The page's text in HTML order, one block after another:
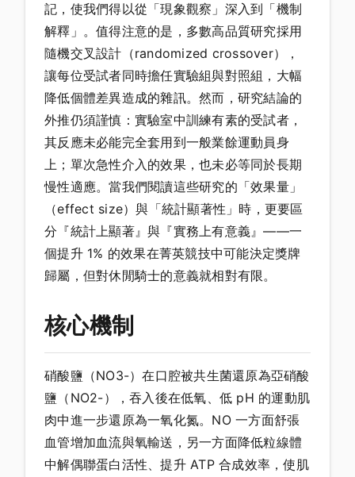
記，使我們得以從「現象觀察」深入到「機制
解釋」。值得注意的是，多數高品質研究採用
隨機交叉設計（randomized crossover），
讓每位受試者同時擔任實驗組與對照組，大幅
降低個體差異造成的雜訊。然而，研究結論的
外推仍須謹慎：實驗室中訓練有素的受試者，
其反應未必能完全套用到一般業餘運動員身
上；單次急性介入的效果，也未必等同於長期
慢性適應。當我們閱讀這些研究的「效果量」
（effect size）與「統計顯著性」時，更要區
分『統計上顯著』與『實務上有意義』——一
個提升 1% 的效果在菁英競技中可能決定獎牌
歸屬，但對休閒騎士的意義就相對有限。
核心機制
硝酸鹽（NO3-）在口腔被共生菌還原為亞硝酸
鹽（NO2-），吞入後在低氧、低 pH 的運動肌
肉中進一步還原為一氧化氮。NO 一方面舒張
血管增加血流與氧輸送，另一方面降低粒線體
中解偶聯蛋白活性、提升 ATP 合成效率，使肌